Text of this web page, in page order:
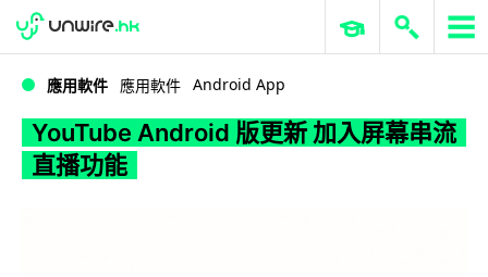
WWDC 2026 ERP 與商業 AI
應用軟件 應用軟件 Android App
YouTube Android 版更新 加入屏幕串流
直播功能